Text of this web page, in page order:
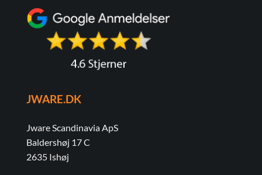
JWARE.DK
Jware Scandinavia ApS
Baldershøj 17 C
2635 Ishøj